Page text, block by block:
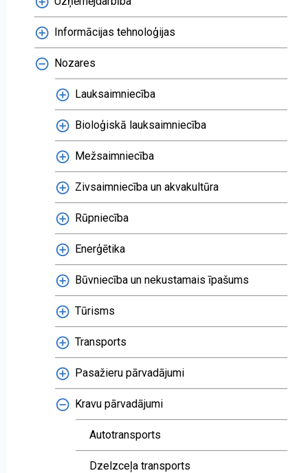
Informācijas tehnoloģijas
Nozares
Lauksaimniecība
Bioloģiskā lauksaimniecība
Mežsaimniecība
Zivsaimniecība un akvakultūra
Rūpniecība
Enerģētika
Būvniecība un nekustamais īpašums
Tūrisms
Transports
Pasažieru pārvadājumi
Kravu pārvadājumi
Autotransports
Dzelzceļa transports